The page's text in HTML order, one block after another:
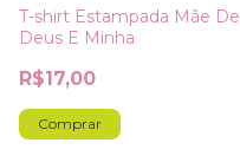
T-shirt Estampada Mãe De
Deus E Minha
R$17,00
Comprar